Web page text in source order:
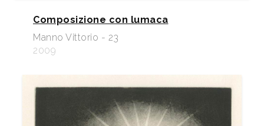
Composizione con lumaca
Manno Vittorio - 23
2009